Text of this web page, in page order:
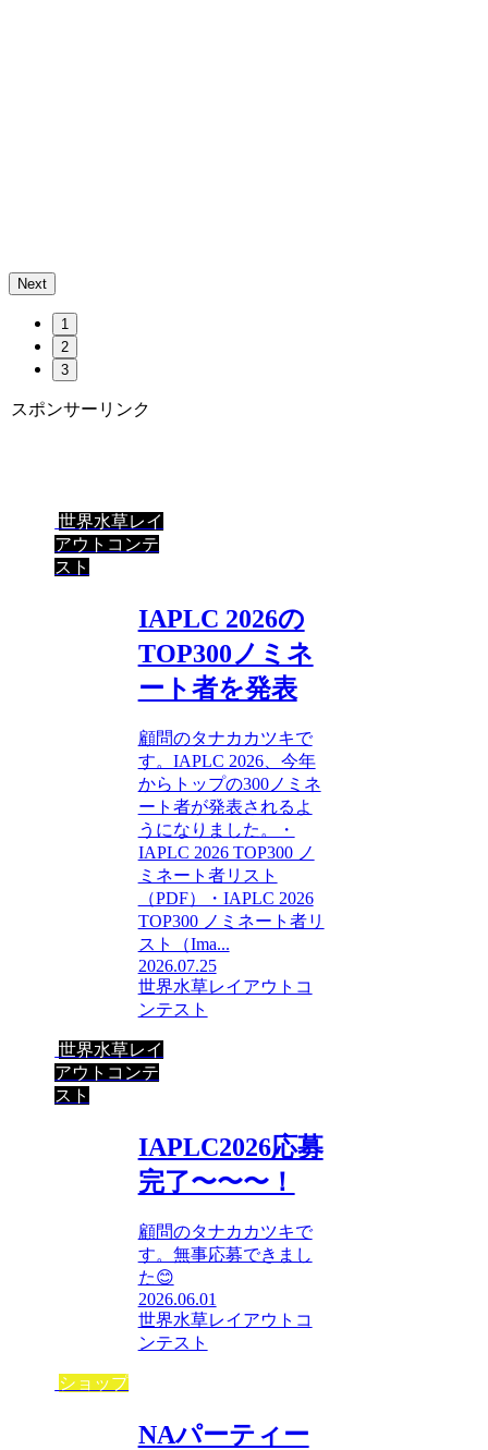
Next
1
2
3
スポンサーリンク
世界水草レイ
アウトコンテ
スト
IAPLC 2026の
TOP300ノミネ
ート者を発表
顧問のタナカカツキで
す。IAPLC 2026、今年
からトップの300ノミネ
ート者が発表されるよ
うになりました。・
IAPLC 2026 TOP300 ノ
ミネート者リスト
（PDF）・IAPLC 2026
TOP300 ノミネート者リ
スト（Ima...
2026.07.25
世界水草レイアウトコ
ンテスト
世界水草レイ
アウトコンテ
スト
IAPLC2026応募
完了〜〜〜！
顧問のタナカカツキで
す。無事応募できまし
た😊
2026.06.01
世界水草レイアウトコ
ンテスト
ショップ
NAパーティー